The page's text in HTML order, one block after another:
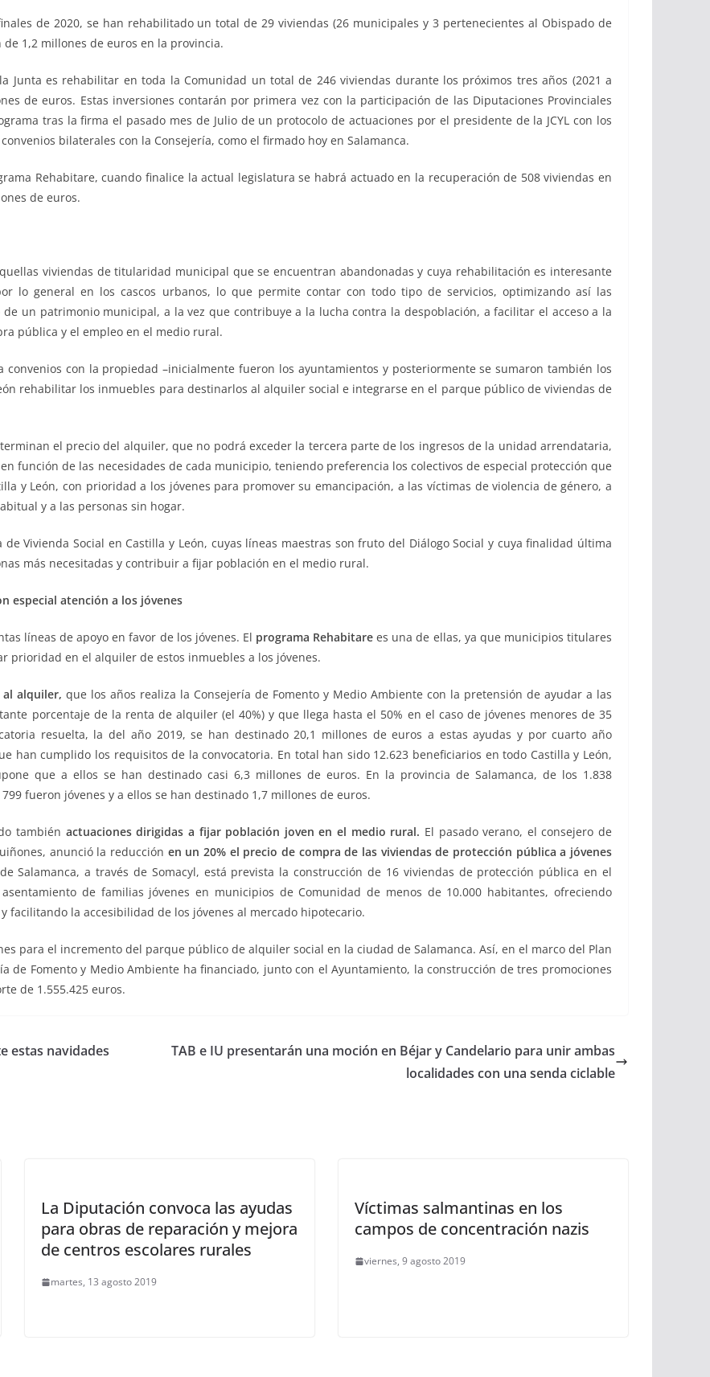
de 2020, se han rehabilitado un total de 29 viviendas (26 municipales y 3 pertenecientes al Obispado de
1,2 millones de euros en la provincia.
Junta es rehabilitar en toda la Comunidad un total de 246 viviendas durante los próximos tres años (2021 a
de euros. Estas inversiones contarán por primera vez con la participación de las Diputaciones Provinciales
tras la firma el pasado mes de Julio de un protocolo de actuaciones por el presidente de la JCYL con los
bilaterales con la Consejería, como el firmado hoy en Salamanca.
Rehabitare, cuando finalice la actual legislatura se habrá actuado en la recuperación de 508 viviendas en
de euros.
viviendas de titularidad municipal que se encuentran abandonadas y cuya rehabilitación es interesante
lo general en los cascos urbanos, lo que permite contar con todo tipo de servicios, optimizando así las
un patrimonio municipal, a la vez que contribuye a la lucha contra la despoblación, a facilitar el acceso a la
pública y el empleo en el medio rural.
convenios con la propiedad –inicialmente fueron los ayuntamientos y posteriormente se sumaron también los
rehabilitar los inmuebles para destinarlos al alquiler social e integrarse en el parque público de viviendas de
el precio del alquiler, que no podrá exceder la tercera parte de los ingresos de la unidad arrendataria,
función de las necesidades de cada municipio, teniendo preferencia los colectivos de especial protección que
y León, con prioridad a los jóvenes para promover su emancipación, a las víctimas de violencia de género, a
y a las personas sin hogar.
Vivienda Social en Castilla y León, cuyas líneas maestras son fruto del Diálogo Social y cuya finalidad última
más necesitadas y contribuir a fijar población en el medio rural.
especial atención a los jóvenes
líneas de apoyo en favor de los jóvenes. El programa Rehabitare es una de ellas, ya que municipios titulares
prioridad en el alquiler de estos inmuebles a los jóvenes.
alquiler, que los años realiza la Consejería de Fomento y Medio Ambiente con la pretensión de ayudar a las
porcentaje de la renta de alquiler (el 40%) y que llega hasta el 50% en el caso de jóvenes menores de 35
resuelta, la del año 2019, se han destinado 20,1 millones de euros a estas ayudas y por cuarto año
han cumplido los requisitos de la convocatoria. En total han sido 12.623 beneficiarios en todo Castilla y León,
que a ellos se han destinado casi 6,3 millones de euros. En la provincia de Salamanca, de los 1.838
fueron jóvenes y a ellos se han destinado 1,7 millones de euros.
también actuaciones dirigidas a fijar población joven en el medio rural. El pasado verano, el consejero de
anunció la reducción en un 20% el precio de compra de las viviendas de protección pública a jóvenes
Salamanca, a través de Somacyl, está prevista la construcción de 16 viviendas de protección pública en el
de familias jóvenes en municipios de Comunidad de menos de 10.000 habitantes, ofreciendo
facilitando la accesibilidad de los jóvenes al mercado hipotecario.
para el incremento del parque público de alquiler social en la ciudad de Salamanca. Así, en el marco del Plan
de Fomento y Medio Ambiente ha financiado, junto con el Ayuntamiento, la construcción de tres promociones
de 1.555.425 euros.
estas navidades
TAB e IU presentarán una moción en Béjar y Candelario para unir ambas
localidades con una senda ciclable
La Diputación convoca las ayudas
para obras de reparación y mejora
de centros escolares rurales
martes, 13 agosto 2019
Víctimas salmantinas en los
campos de concentración nazis
viernes, 9 agosto 2019